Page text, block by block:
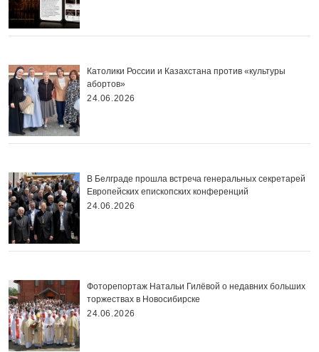
Католики России и Казахстана против «культуры
абортов»
24.06.2026
В Белграде прошла встреча генеральных секретарей
Европейских епископских конференций
24.06.2026
Фоторепортаж Натальи Гилёвой о недавних больших
торжествах в Новосибирске
24.06.2026